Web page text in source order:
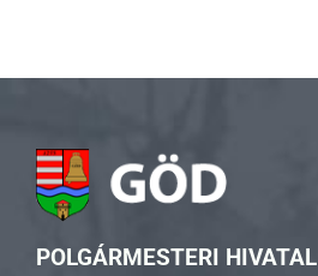
POLGÁRMESTERI HIVATAL